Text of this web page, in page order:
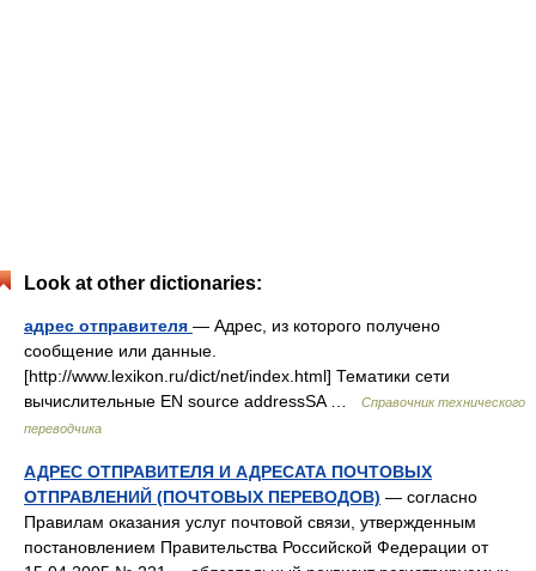
Look at other dictionaries:
адрес отправителя — Адрес, из которого получено
сообщение или данные.
[http://www.lexikon.ru/dict/net/index.html] Тематики сети
вычислительные EN source addressSA …
Справочник технического
переводчика
АДРЕС ОТПРАВИТЕЛЯ И АДРЕСАТА ПОЧТОВЫХ
ОТПРАВЛЕНИЙ (ПОЧТОВЫХ ПЕРЕВОДОВ) — согласно
Правилам оказания услуг почтовой связи, утвержденным
постановлением Правительства Российской Федерации от